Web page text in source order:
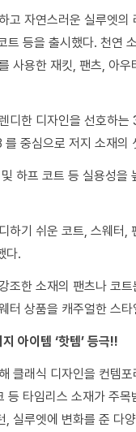
고 자연스러운 실루엣의
트 등을 출시했다. 천연
사용한 재킷, 팬츠, 아우
디한 디자인을 선호하
를 중심으로 저지 소재의
하프 코트 등 실용성을
하기 쉬운 코트, 스웨터,
다.
조한 소재의 팬츠나 코
터 상품을 캐주얼한 스
아이템 ‘핫템’ 등극!!
클래식 디자인을 컨템
등 타임리스 소재가 주목
, 실루엣에 변화를 준 다